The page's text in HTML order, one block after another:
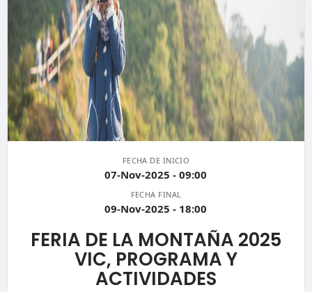
FECHA DE INICIO
07-Nov-2025 - 09:00
FECHA FINAL
09-Nov-2025 - 18:00
FERIA DE LA MONTAÑA 2025
VIC, PROGRAMA Y
ACTIVIDADES